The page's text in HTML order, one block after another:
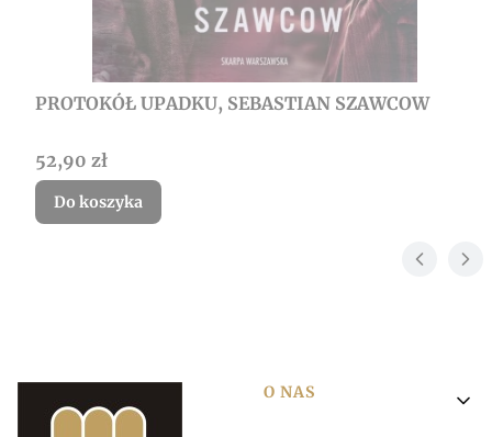
PROTOKÓŁ UPADKU, SEBASTIAN SZAWCOW
Cena
52,90 zł
Do koszyka
Linki w stopce
O NAS